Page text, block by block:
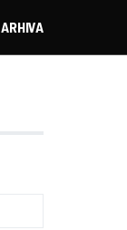
ARHIVA